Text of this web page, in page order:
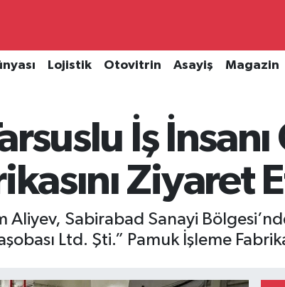
Lojistik Otovitrin Asayiş Magazin
İş
Ziyaret
Aliyev, Sabirabad Sanayi
Ltd. Şti.” Pamuk İşleme